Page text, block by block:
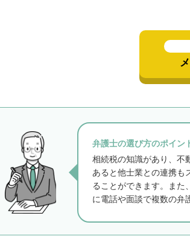
弁護士の選び方のポイン
相続税の知識があり、不
あると他士業との連携も
ることができます。また
に電話や面談で複数の弁